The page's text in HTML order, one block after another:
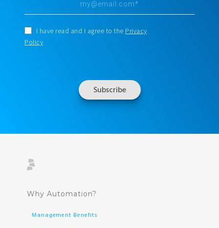
I have read and I agree to the Privacy
Policy
Why Automation?
Management Benefits